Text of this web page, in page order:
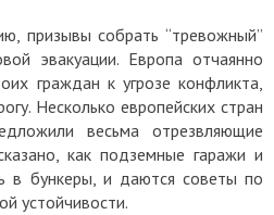
призывы собрать “тревожный”
эвакуации. Европа отчаянно
граждан к угрозе конфликта,
Несколько европейских стран
весьма отрезвляющие
как подземные гаражи и
в бункеры, и даются советы по
устойчивости.